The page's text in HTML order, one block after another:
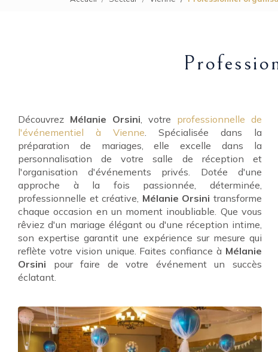
Découvrez Mélanie Orsini, votre professionnelle de
l'événementiel à Vienne. Spécialisée dans la
préparation de mariages, elle excelle dans la
personnalisation de votre salle de réception et
l'organisation d'événements privés. Dotée d'une
approche à la fois passionnée, déterminée,
professionnelle et créative, Mélanie Orsini transforme
chaque occasion en un moment inoubliable. Que vous
rêviez d'un mariage élégant ou d'une réception intime,
son expertise garantit une expérience sur mesure qui
reflète votre vision unique. Faites confiance à Mélanie
Orsini pour faire de votre événement un succès
éclatant.